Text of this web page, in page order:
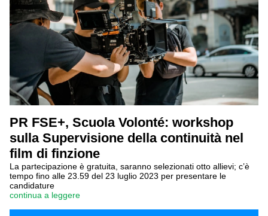
PR FSE+, Scuola Volonté: workshop
sulla Supervisione della continuità nel
film di finzione
La partecipazione è gratuita, saranno selezionati otto allievi; c’è
tempo fino alle 23.59 del 23 luglio 2023 per presentare le
candidature
continua a leggere